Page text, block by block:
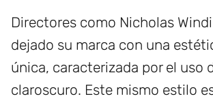
Directores como Nicholas
dejado su marca con una
única, caracterizada por el uso
claroscuro. Este mismo estilo